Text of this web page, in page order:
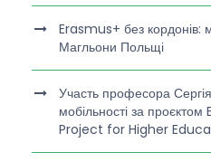
Erasmus+ без кордонів:
Магльони Польщі
Участь професора
мобільності за
Project for Higher